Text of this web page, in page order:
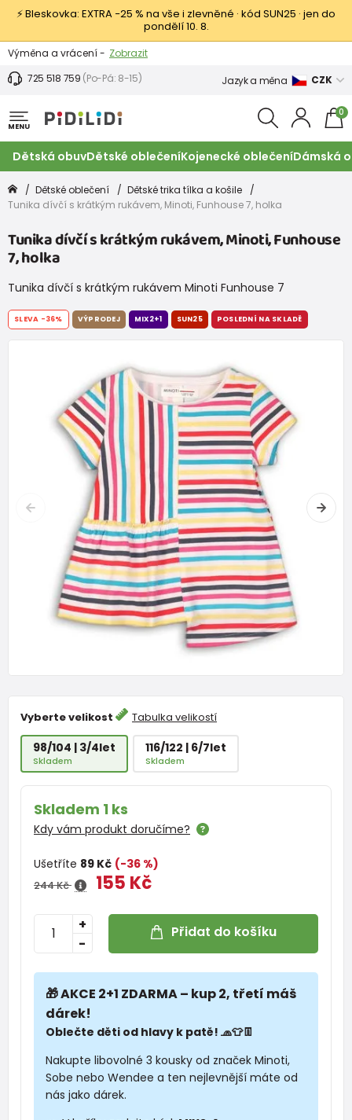
⚡ Bleskovka: EXTRA −25 % na vše i zlevněné · kód SUN25 · jen do
pondělí 10. 8.
Výměna a vrácení - Zobrazit
Sleva 100 Kč na první nákup -
725 518 759 (Po-Pá: 8-15) Jazyk a měna CZK
MENU
0
Dětská obuvDětské oblečeníKojenecké oblečeníDámská
Dětské oblečení
Dětské trika tílka a košile
Tunika dívčí s krátkým rukávem, Minoti, Funhouse 7, holka
Tunika dívčí s krátkým rukávem, Minoti, Funhouse
7, holka
Tunika dívčí s krátkým rukávem Minoti Funhouse 7
Vyberte velikost Tabulka velikostí
98/104 | 3/4let
Skladem
116/122 | 6/7let
Skladem
Skladem 1 ks
Kdy vám produkt doručíme?
Ušetříte 89 Kč (-36 %)
244 Kč 155 Kč
-
+ Přidat do košíku
🎁 AKCE 2+1 ZDARMA – kup 2, třetí máš
dárek!
Oblečte děti od hlavy k patě! 🧢👕👖
Nakupte libovolné 3 kousky od značek Minoti,
Sobe nebo Wendee a ten nejlevnější máte od
nás jako dárek.
SLEVA -36% VÝPRODEJ MIX2+1 SUN25 POSLEDNÍ NA SKLADĚ